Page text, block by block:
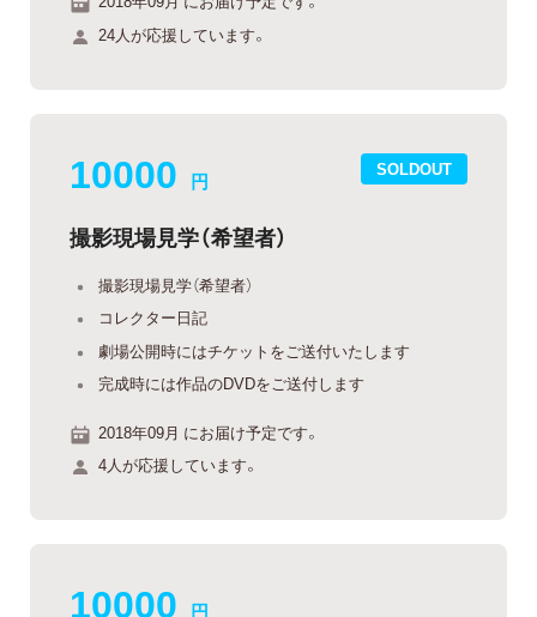
24人が応援しています。
SOLDOUT
10000 円
撮影現場見学（希望者）
撮影現場見学（希望者）
コレクター日記
劇場公開時にはチケットをご送付いたします
完成時には作品のDVDをご送付します
2018年09月 にお届け予定です。
4人が応援しています。
10000 円